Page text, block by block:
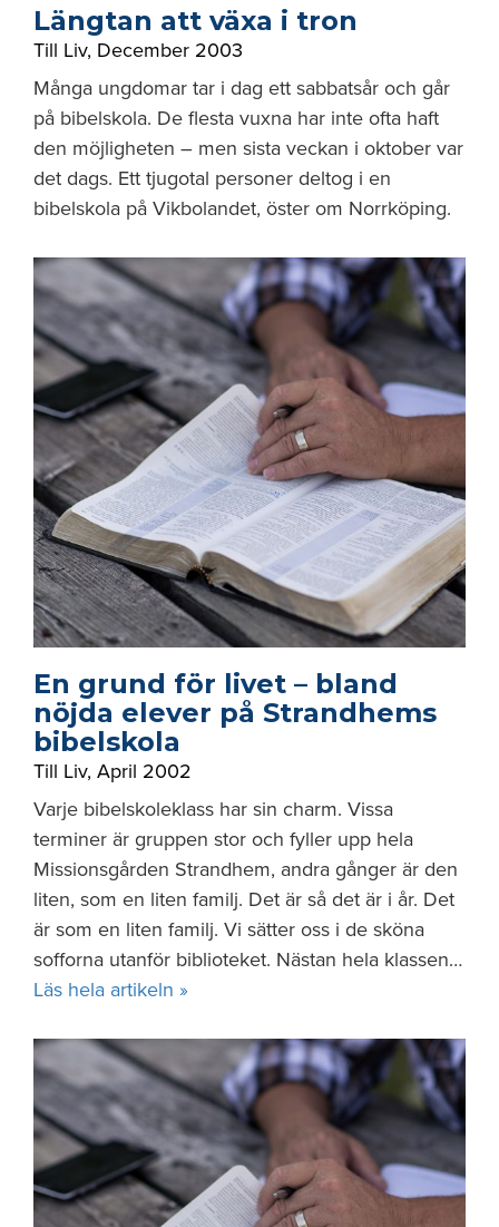
Längtan att växa i tron
Till Liv, December 2003
Många ungdomar tar i dag ett sabbatsår och går
på bibelskola. De flesta vuxna har inte ofta haft
den möjligheten – men sista veckan i oktober var
det dags. Ett tjugotal personer deltog i en
bibelskola på Vikbolandet, öster om Norrköping.
En grund för livet – bland
nöjda elever på Strandhems
bibelskola
Till Liv, April 2002
Varje bibelskoleklass har sin charm. Vissa
terminer är gruppen stor och fyller upp hela
Missionsgården Strandhem, andra gånger är den
liten, som en liten familj. Det är så det är i år. Det
är som en liten familj. Vi sätter oss i de sköna
sofforna utanför biblioteket. Nästan hela klassen…
Läs hela artikeln »